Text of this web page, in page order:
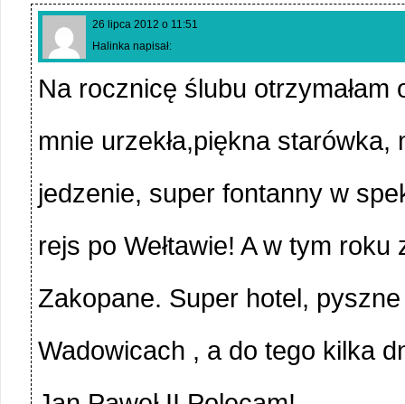
26 lipca 2012 o 11:51
Halinka napisał:
Na rocznicę ślubu
mnie urzekła,piękna
jedzenie, super fontanny w
rejs po Wełtawie! A w tym
Zakopane. Super hotel,
Wadowicach , a do tego kilka